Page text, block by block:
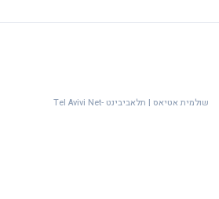
שולמית אטיאס | תלאביבינט -Tel Avivi Net